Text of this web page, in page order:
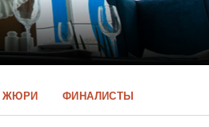
ЖЮРИ ФИНАЛИСТЫ